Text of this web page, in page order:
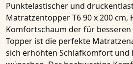
Punktelastischer und
MatratzentopperT690 x 200 cm,
Komfortschaum der für
Topper ist die perfekte
sich erhöhten Schlafkomfort und